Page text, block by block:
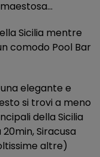
Sicilia mentre
comodo Pool Bar
elegante e
si trovi a meno
della Sicilia
Siracusa
altre)